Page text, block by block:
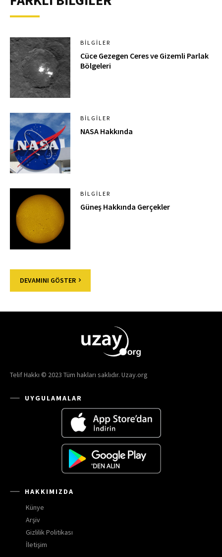
BILGILER
Cüce Gezegen Ceres ve Gizemli Parlak
Bölgeleri
BILGILER
NASA Hakkında
BILGILER
Güneş Hakkında Gerçekler
DEVAMINI GÖSTER
Telif Hakkı © 2023 Tüm hakları saklıdır. Uzay.org
UYGULAMALAR
HAKKIMIZDA
Künye
Arşiv
Gizlilik Politikası
İletişim